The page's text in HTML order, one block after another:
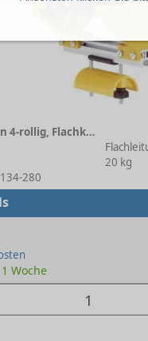
Leitungswagen 4-rollig, Flachkabel TB 236 mm
20 kg
280
Woche